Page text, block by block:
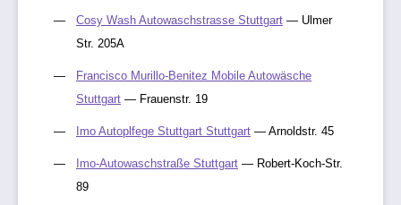
Cosy Wash Autowaschstrasse Stuttgart — Ulmer
Str. 205A
Francisco Murillo-Benitez Mobile Autowäsche
Stuttgart — Frauenstr. 19
Imo Autoplfege Stuttgart Stuttgart — Arnoldstr. 45
Imo-Autowaschstraße Stuttgart — Robert-Koch-Str.
89